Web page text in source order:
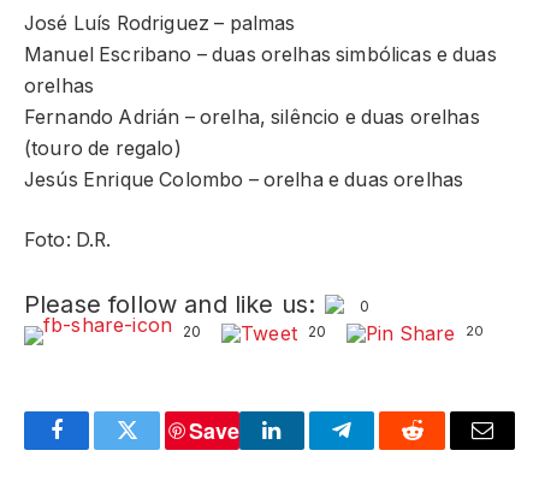
José Luís Rodriguez – palmas
Manuel Escribano – duas orelhas simbólicas e duas
orelhas
Fernando Adrián – orelha, silêncio e duas orelhas
(touro de regalo)
Jesús Enrique Colombo – orelha e duas orelhas
Foto: D.R.
Please follow and like us:
0
20
20 20
FacebookTwitter
Save
LinkedInTelegramReddit Email